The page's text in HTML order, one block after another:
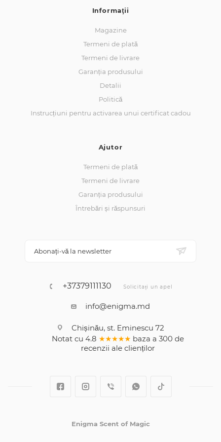
Informaţii
Magazine
Termeni de plată
Termeni de livrare
Garanția produsului
Detalii
Politică
Instrucțiuni pentru activarea unui certificat cadou
Ajutor
Termeni de plată
Termeni de livrare
Garanția produsului
Întrebări și răspunsuri
Abonați-vă la newsletter
+37379111130 Solicitați un apel
info@enigma.md
Chișinău, st. Eminescu 72
Notat cu 4.8 ★★★★★ baza a 300 de
recenzii ale clienților
Enigma Scent of Magic